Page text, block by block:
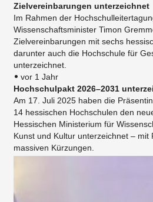
Zielvereinbarungen unterzeichnet
Im Rahmen der
Wissenschaftsminister Timon
Zielvereinbarungen mit sechs
darunter auch die Hochschule für
unterzeichnet.
vor 1 Jahr
Hochschulpakt 2026–2031
Am 17. Juli 2025 haben die
14 hessischen Hochschulen den
Hessischen Ministerium für
Kunst und Kultur unterzeichnet – mit
massiven Kürzungen.